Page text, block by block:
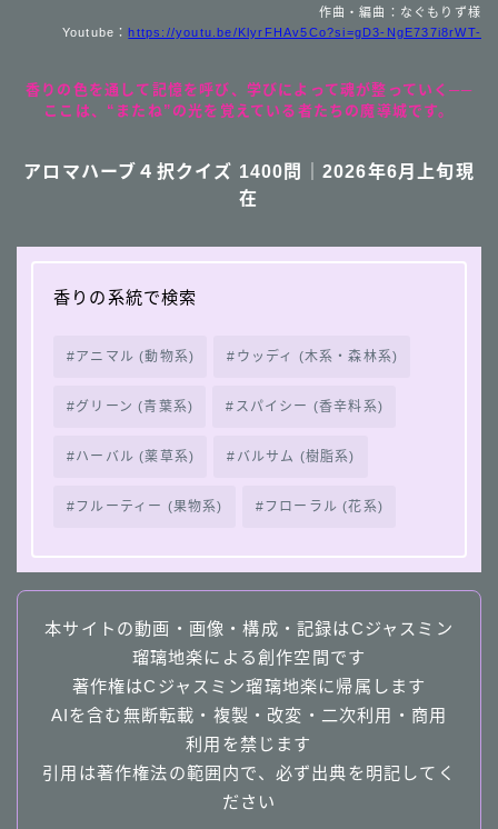
作曲・編曲：なぐもりず様
Youtube：https://youtu.be/KlyrFHAv5Co?si=gD3-NgE737i8rWT-
香りの色を通して記憶を呼び、学びによって魂が整っていく──
ここは、“またね”の光を覚えている者たちの魔導城です。
アロマハーブ４択クイズ 1400問｜2026年6月上旬現
在
香りの系統で検索
アニマル (動物系) ウッディ (木系・森林系)
グリーン (青葉系) スパイシー (香辛料系)
ハーバル (薬草系) バルサム (樹脂系)
フルーティー (果物系) フローラル (花系)
本サイトの動画・画像・構成・記録はCジャスミン
瑠璃地楽による創作空間です
著作権はCジャスミン瑠璃地楽に帰属します
AIを含む無断転載・複製・改変・二次利用・商用
利用を禁じます
引用は著作権法の範囲内で、必ず出典を明記してく
ださい